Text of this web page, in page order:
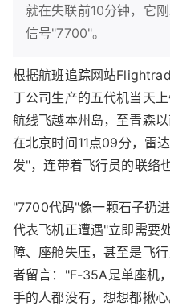
就在失联前10分钟，它
信号"7700"。
根据航班追踪网站
丁公司生产的五代机当天
航线飞越本州岛，至青森
在北京时间11点09分，雷
发"，连带着飞行员的联络
"7700代码"像一颗石子扔
代表飞机正遭遇"立即需要
障、座舱失压，甚至是飞
者留言："F-35A是单座机
手的人都没有，想想都揪